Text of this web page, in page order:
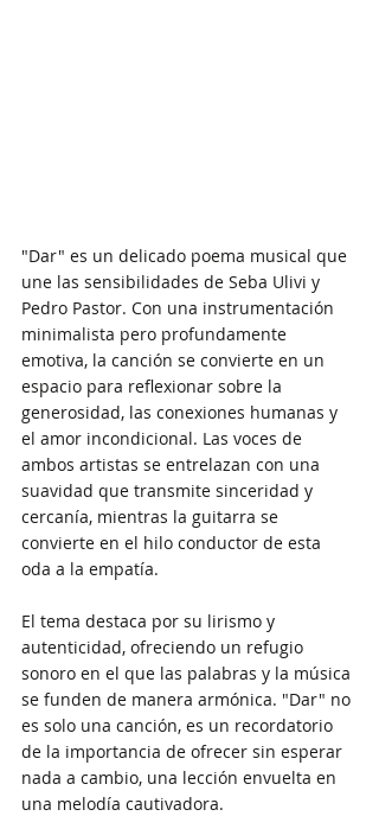
"Dar" es un delicado poema musical que
une las sensibilidades de Seba Ulivi y
Pedro Pastor. Con una instrumentación
minimalista pero profundamente
emotiva, la canción se convierte en un
espacio para reflexionar sobre la
generosidad, las conexiones humanas y
el amor incondicional. Las voces de
ambos artistas se entrelazan con una
suavidad que transmite sinceridad y
cercanía, mientras la guitarra se
convierte en el hilo conductor de esta
oda a la empatía.
El tema destaca por su lirismo y
autenticidad, ofreciendo un refugio
sonoro en el que las palabras y la música
se funden de manera armónica. "Dar" no
es solo una canción, es un recordatorio
de la importancia de ofrecer sin esperar
nada a cambio, una lección envuelta en
una melodía cautivadora.